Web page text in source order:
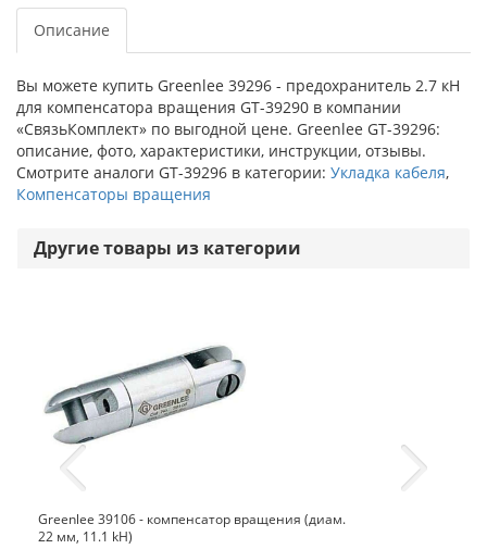
Описание
Вы можете купить Greenlee 39296 - предохранитель 2.7 кН
для компенсатора вращения GT-39290 в компании
«СвязьКомплект» по выгодной цене. Greenlee GT-39296:
описание, фото, характеристики, инструкции, отзывы.
Смотрите аналоги GT-39296 в категории: Укладка кабеля,
Компенсаторы вращения
Другие товары из категории
Greenlee 39106 - компенсатор вращения (диам.
22 мм, 11.1 kH)